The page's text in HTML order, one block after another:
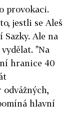
provokaci.
jestli se Aleš
Ale na
"Na
hranice 40
odvážných,
hlavní